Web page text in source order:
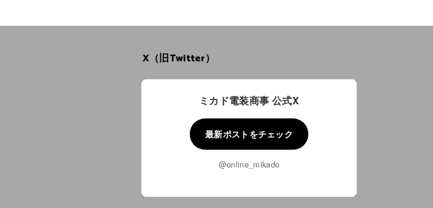
X（旧Twitter）
ミカド電装商事 公式X
最新ポストをチェック
@online_mikado